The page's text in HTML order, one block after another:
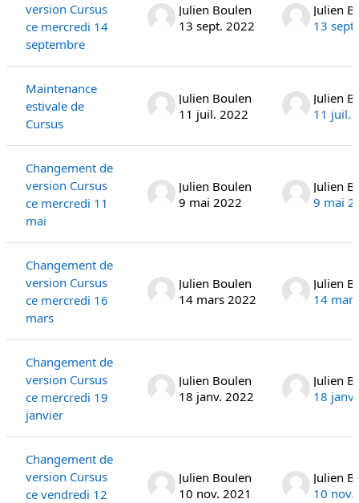
version Cursus
ce mercredi 14
septembre
Julien Boulen
13 sept. 2022
Julien
13
Maintenance
estivale de
Cursus
Julien Boulen
11 juil. 2022
Julien
11 juil.
Changement de
version Cursus
ce mercredi 11
mai
Julien Boulen
9 mai 2022
Julien
9 mai
Changement de
version Cursus
ce mercredi 16
mars
Julien Boulen
14 mars 2022
Julien
14
Changement de
version Cursus
ce mercredi 19
janvier
Julien Boulen
18 janv. 2022
Julien
18
Changement de
version Cursus
ce vendredi 12
Julien Boulen
10 nov. 2021
Julien
10 nov.